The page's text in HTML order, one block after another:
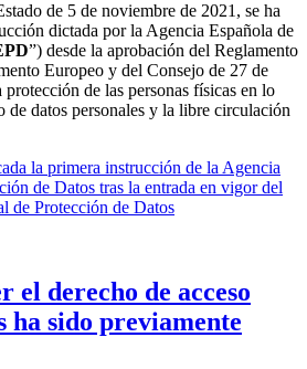
de 5 de noviembre de 2021, se ha
dictada por la Agencia Española de
”) desde la aprobación del Reglamento
Europeo y del Consejo de 27 de
de las personas físicas en lo
de datos personales y la libre circulación
la primera instrucción de la Agencia
de Datos tras la entrada en vigor del
de Protección de Datos
el derecho de acceso
ha sido previamente